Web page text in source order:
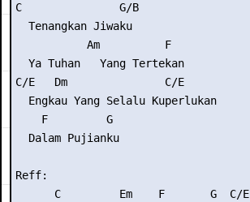
C               G/B
  Tenangkan Jiwaku
           Am          F
  Ya Tuhan   Yang Tertekan
C/E   Dm               C/E
  Engkau Yang Selalu Kuperlukan
    F         G
  Dalam Pujianku
Reff:
      C         Em    F       G  C/E